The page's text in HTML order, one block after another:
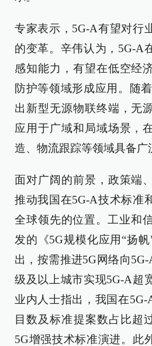
专家表示，5G-A有望对行
的变革。辛伟认为，5G-A
感知能力，有望在低空经
防护等领域形成应用。随
出新型无源物联终端，无
应用于广域和局域场景，
造、物流跟踪等领域具备广
面对广阔的前景，政策端
推动我国在5G-A技术标准
全球领先的位置。工业和
发的《5G规模化应用“扬
出，按需推进5G网络向
级及以上城市实现5G-A超
业内人士指出，我国在
目数及标准提案数占比超
5G增强技术标准演进。此